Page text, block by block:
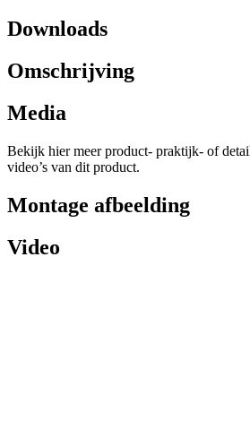
Downloads
Omschrijving
Media
Bekijk hier meer product- praktijk- of
video’s van dit product.
Montage afbeelding
Video